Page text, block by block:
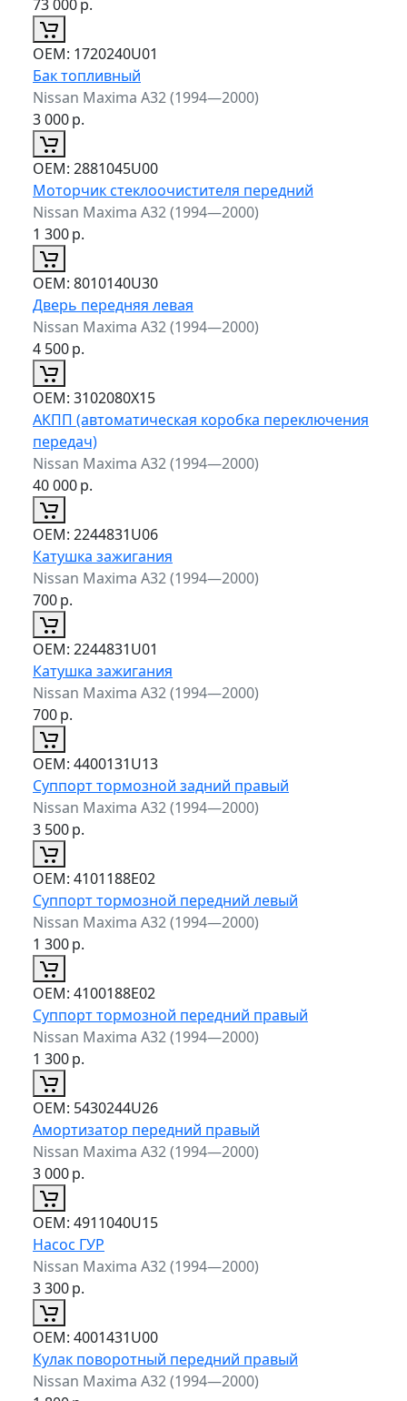
73 000р.
ОЕМ: 1720240U01
Бак топливный
Nissan Maxima A32 (1994—2000)
3 000р.
ОЕМ: 2881045U00
Моторчик стеклоочистителя передний
Nissan Maxima A32 (1994—2000)
1 300р.
ОЕМ: 8010140U30
Дверь передняя левая
Nissan Maxima A32 (1994—2000)
4 500р.
ОЕМ: 3102080X15
АКПП (автоматическая коробка переключения
передач)
Nissan Maxima A32 (1994—2000)
40 000р.
ОЕМ: 2244831U06
Катушка зажигания
Nissan Maxima A32 (1994—2000)
700р.
ОЕМ: 2244831U01
Катушка зажигания
Nissan Maxima A32 (1994—2000)
700р.
ОЕМ: 4400131U13
Суппорт тормозной задний правый
Nissan Maxima A32 (1994—2000)
3 500р.
ОЕМ: 4101188E02
Суппорт тормозной передний левый
Nissan Maxima A32 (1994—2000)
1 300р.
ОЕМ: 4100188E02
Суппорт тормозной передний правый
Nissan Maxima A32 (1994—2000)
1 300р.
ОЕМ: 5430244U26
Амортизатор передний правый
Nissan Maxima A32 (1994—2000)
3 000р.
ОЕМ: 4911040U15
Насос ГУР
Nissan Maxima A32 (1994—2000)
3 300р.
ОЕМ: 4001431U00
Кулак поворотный передний правый
Nissan Maxima A32 (1994—2000)